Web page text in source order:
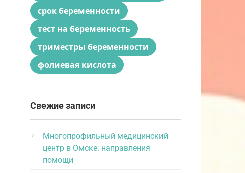
срок беременности
тест на беременность
триместры беременности
фолиевая кислота
Свежие записи
Многопрофильный медицинский
центр в Омске: направления
помощи